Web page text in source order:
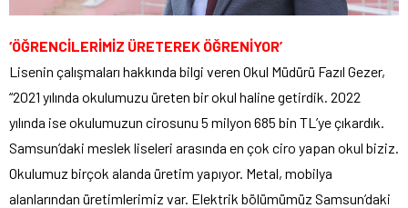
‘ÖĞRENCİLERİMİZ ÜRETEREK ÖĞRENİYOR’
Lisenin çalışmaları hakkında bilgi veren Okul Müdürü Fazıl Gezer,
“2021 yılında okulumuzu üreten bir okul haline getirdik. 2022
yılında ise okulumuzun cirosunu 5 milyon 685 bin TL’ye çıkardık.
Samsun’daki meslek liseleri arasında en çok ciro yapan okul biziz.
Okulumuz birçok alanda üretim yapıyor. Metal, mobilya
alanlarından üretimlerimiz var. Elektrik bölümümüz Samsun’daki